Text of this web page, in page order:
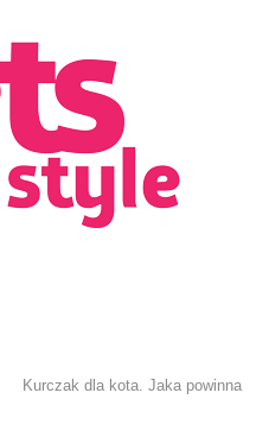
Kurczak dla kota. Jaka powinna